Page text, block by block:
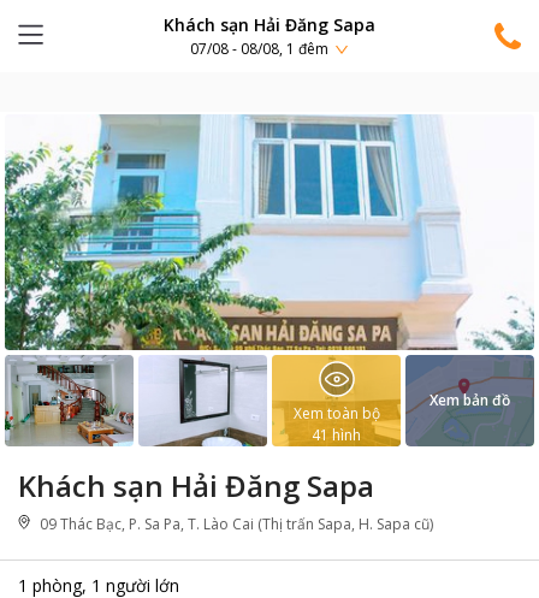
Khách sạn Hải Đăng Sapa
07/08 - 08/08, 1 đêm
Khách sạn Hải Đăng Sapa
09 Thác Bạc, P. Sa Pa, T. Lào Cai (Thị trấn Sapa, H. Sapa cũ)
1 phòng, 1 người lớn
Xem toàn bộ
41 hình
Xem bản đồ